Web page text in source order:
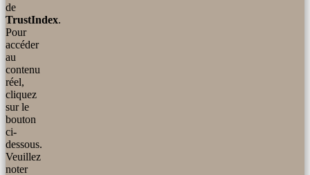
de
TrustIndex.
Pour
accéder
au
contenu
réel,
cliquez
sur le
bouton
ci-
dessous.
Veuillez
noter